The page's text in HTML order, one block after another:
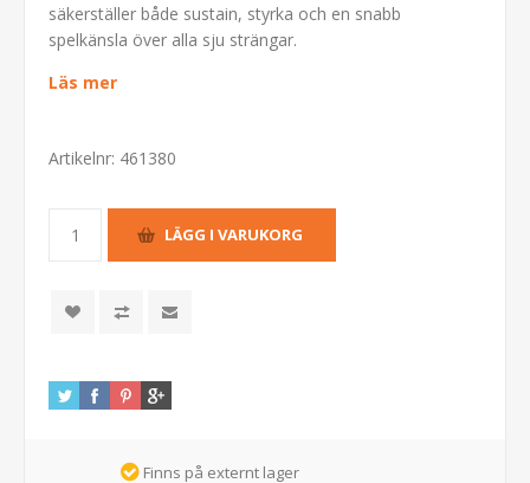
säkerställer både sustain, styrka och en snabb
spelkänsla över alla sju strängar.
Läs mer
Artikelnr: 461380
Finns på externt lager